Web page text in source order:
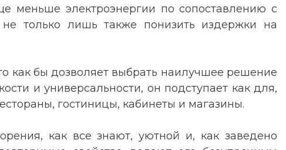
меньше электроэнергии по сопоставлению с
только лишь также понизить издержки на
как бы дозволяет выбрать наилучшее решение
и универсальности, он подступает как для,
гостиницы, кабинеты и магазины.
как все знают, уютной и, как заведено